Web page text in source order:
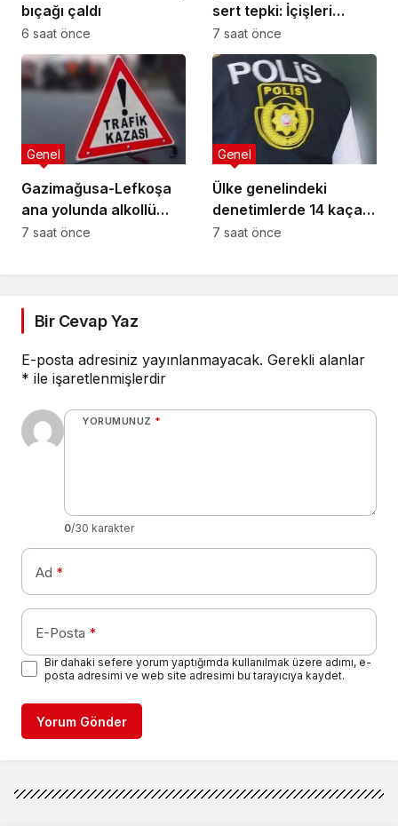
bıçağı çaldı
6 saat önce
sert tepki: İçişleri
Bakanı nerede,
Başbakan nerede?
7 saat önce
Gazimağusa-Lefkoşa
ana yolunda alkollü
sürücü takla attı:
Genel
7 saat önce
Ülke genelindeki
denetimlerde 14 kaçak
yakalandı
Genel
7 saat önce
Bir Cevap Yaz
E-posta adresiniz yayınlanmayacak. Gerekli alanlar
* ile işaretlenmişlerdir
YORUMUNUZ *
0/30 karakter
Ad *
E-Posta *
Bir dahaki sefere yorum yaptığımda kullanılmak üzere adımı, e-
posta adresimi ve web site adresimi bu tarayıcıya kaydet.
Yorum Gönder